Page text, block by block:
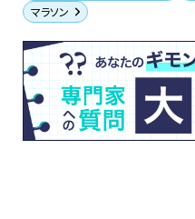
マラソン